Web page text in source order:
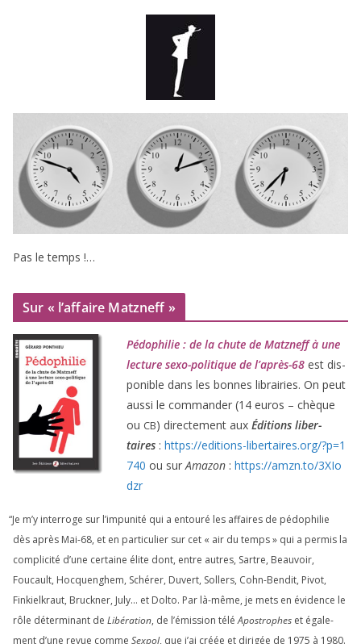
Pas le temps !…
Sur « l’affaire Matzneff »
Pédophilie : de la chute de Matzneff à une
lec­ture sexo-poli­tique de l’après-68 est dis­
po­nible dans les bonnes librai­ries. On peut
aus­si le com­man­der (14 euros – chèque
ou CB) direc­te­ment aux Éditions liber­
taires : https://​edi​tions​-liber​taires​.org/​?​p​=​1
740 ou sur Amazon : https://​amzn​.to/​3​X​I​o​
dzr
“Je m’y inter­roge sur l’impunité qui a entou­ré les affaires de pédo­phi­lie
dès après Mai-68, et en par­ti­cu­lier sur cet « air du temps » qui a per­mis la
com­pli­ci­té d’une cer­taine élite dont, entre autres, Sartre, Beauvoir,
Foucault, Hocquenghem, Schérer, Duvert, Sollers, Cohn-Bendit, Pivot,
Finkielkraut, Bruckner, July… et Dolto. Par là-même, je mets en évi­dence le
rôle déter­mi­nant de Libération, de l’émission téléApostrophes et éga­le­
ment d’une revue comme Sexpol, que j’ai créée et diri­gée de 1975 à 1980.